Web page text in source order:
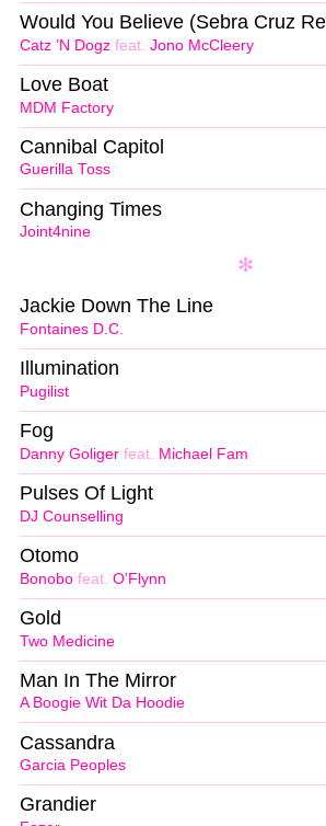
Catz ’N Dogz feat. Jono McCleery
Would You Believe (Sebra Cruz
MDM Factory
Love Boat
Guerilla Toss
Cannibal Capitol
Joint4nine
Changing Times
Fontaines D.C.
Jackie Down The Line
Pugilist
Illumination
Danny Goliger feat. Michael Fam
Fog
DJ Counselling
Pulses Of Light
Bonobo feat. O’Flynn
Otomo
Two Medicine
Gold
A Boogie Wit Da Hoodie
Man In The Mirror
Garcia Peoples
Cassandra
Grandier